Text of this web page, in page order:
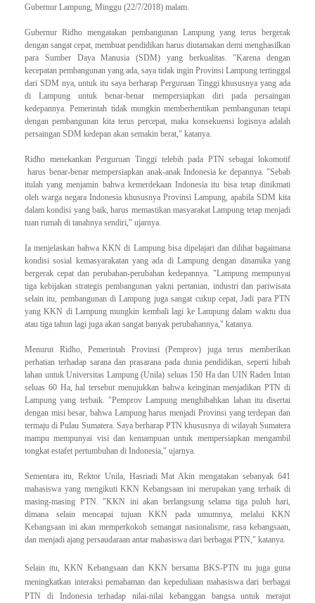
Gubernur Lampung, Minggu (22/7/2018) malam.
Gubernur Ridho mengatakan pembangunan Lampung yang terus bergerak
dengan sangat cepat, membuat pendidikan harus diutamakan demi menghasilkan
para Sumber Daya Manusia (SDM) yang berkualitas. "Karena dengan
kecepatan pembangunan yang ada, saya tidak ingin Provinsi Lampung tertinggal
dari SDM nya, untuk itu saya berharap Perguruan Tinggi khususnya yang ada
di Lampung untuk benar-benar mempersiapkan diri pada persaingan
kedepannya. Pemerintah tidak mungkin memberhentikan pembangunan tetapi
dengan pembangunan kita terus percepat, maka konsekuensi logisnya adalah
persaingan SDM kedepan akan semakin berat," katanya.
Ridho menekankan Perguruan Tinggi telebih pada PTN sebagai lokomotif
harus benar-benar mempersiapkan anak-anak Indonesia ke depannya. "Sebab
itulah yang menjamin bahwa kemerdekaan Indonesia itu bisa tetap dinikmati
oleh warga negara Indonesia khususnya Provinsi Lampung, apabila SDM kita
dalam kondisi yang baik, harus memastikan masyarakat Lampung tetap menjadi
tuan rumah di tanahnya sendiri," ujarnya.
Ia menjelaskan bahwa KKN di Lampung bisa dipelajari dan dilihat bagaimana
kondisi sosial kemasyarakatan yang ada di Lampung dengan dinamika yang
bergerak cepat dan perubahan-perubahan kedepannya. "Lampung mempunyai
tiga kebijakan strategis pembangunan yakni pertanian, industri dan pariwisata
selain itu, pembangunan di Lampung juga sangat cukup cepat, Jadi para PTN
yang KKN di Lampung mungkin kembali lagi ke Lampung dalam waktu dua
atau tiga tahun lagi juga akan sangat banyak perubahannya," katanya.
Menurut Ridho, Pemerintah Provinsi (Pemprov) juga terus memberikan
perhatian terhadap sarana dan prasarana pada dunia pendidikan, seperti hibah
lahan untuk Universitas Lampung (Unila) seluas 150 Ha dan UIN Raden Intan
seluas 60 Ha, hal tersebut menujukkan bahwa keinginan menjadikan PTN di
Lampung yang terbaik. "Pemprov Lampung menghibahkan lahan itu disertai
dengan misi besar, bahwa Lampung harus menjadi Provinsi yang terdepan dan
termaju di Pulau Sumatera. Saya berharap PTN khususnya di wilayah Sumatera
mampu mempunyai visi dan kemampuan untuk mempersiapkan mengambil
tongkat estafet pertumbuhan di Indonesia," ujarnya.
Sementara itu, Rektor Unila, Hasriadi Mat Akin mengatakan sebanyak 641
mahasiswa yang mengikuti KKN Kebangsaan ini merupakan yang terbaik di
masing-masing PTN. "KKN ini akan berlangsung selama tiga puluh hari,
dimana selain mencapai tujuan KKN pada umumnya, melalui KKN
Kebangsaan ini akan memperkokoh semangat nasionalisme, rasa kebangsaan,
dan menjadi ajang persaudaraan antar mahasiswa dari berbagai PTN," katanya.
Selain itu, KKN Kebangsaan dan KKN bersama BKS-PTN itu juga guna
meningkatkan interaksi pemahaman dan kepeduliaan mahasiswa dari berbagai
PTN di Indonesia terhadap nilai-nilai kebanggan bangsa untuk merajut